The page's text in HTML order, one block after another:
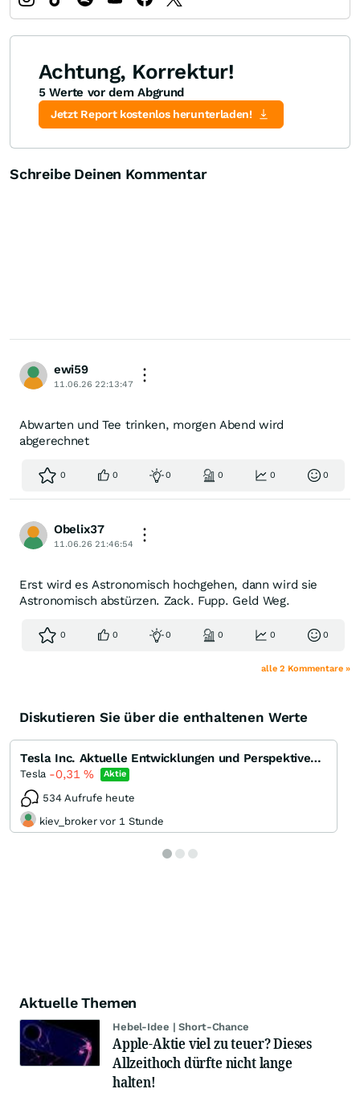
Achtung, Korrektur!
5 Werte vor dem Abgrund
Jetzt Report kostenlos herunterladen!
Schreibe Deinen Kommentar
ewi59
11.06.26 22:13:47
Abwarten und Tee trinken, morgen Abend wird
abgerechnet
0 0 0 0 0 0
Obelix37
11.06.26 21:46:54
Erst wird es Astronomisch hochgehen, dann wird sie
Astronomisch abstürzen. Zack. Fupp. Geld Weg.
0 0 0 0 0 0
alle 2 Kommentare »
Diskutieren Sie über die enthaltenen Werte
Tesla Inc. Aktuelle Entwicklungen und Perspektiven des Pioniers der Elektromobilität
Tesla -0,31% Aktie
534 Aufrufe heute
kiev_broker vor 1 Stunde
Aktuelle Themen
Hebel-Idee | Short-Chance
Apple-Aktie viel zu teuer? Dieses
Allzeithoch dürfte nicht lange
halten!